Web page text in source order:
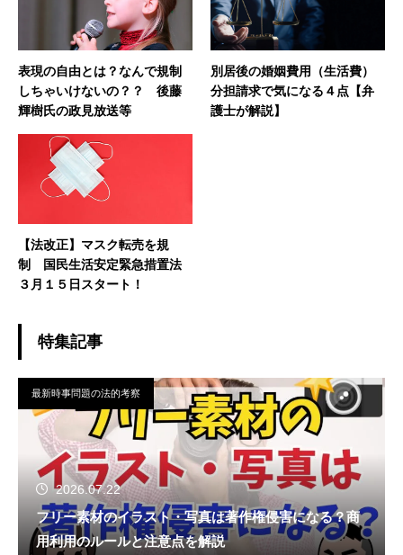
表現の自由とは？なんで規制
しちゃいけないの？？ 後藤
輝樹氏の政見放送等
別居後の婚姻費用（生活費）
分担請求で気になる４点【弁
護士が解説】
【法改正】マスク転売を規
制 国民生活安定緊急措置法
３月１５日スタート！
特集記事
最新時事問題の法的考察
2026.07.22
フリー素材のイラスト・写真は著作権侵害になる？商
用利用のルールと注意点を解説